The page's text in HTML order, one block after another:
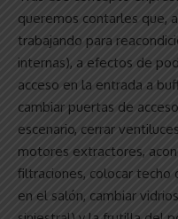
queremos contarles que,
trabajando para
internas), a efectos de
acceso en la entrada a
cambiar puertas de
escenario, cerrar
motores extractores,
filtraciones, colocar techo
en el salón, cambiar